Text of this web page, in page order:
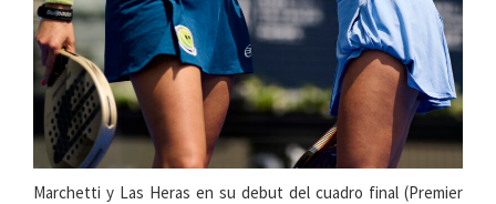
Marchetti y Las Heras en su debut del cuadro final (Premier